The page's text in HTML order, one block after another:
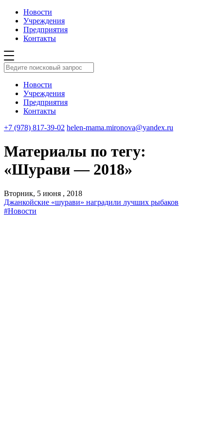
Новости
Учреждения
Предприятия
Контакты
Новости
Учреждения
Предприятия
Контакты
+7 (978) 817-39-02 helen-mama.mironova@yandex.ru
Материалы по тегу:
«Шурави — 2018»
Вторник, 5 июня , 2018
Джанкойские «шурави» наградили лучших рыбаков
#Новости